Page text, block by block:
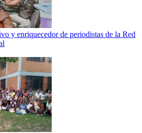
y enriquecedor de periodistas de la Red